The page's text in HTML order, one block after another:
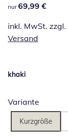
69,99 €
nur 69,99 €
inkl. MwSt. zzgl.
Versand
khaki
Variante
Kurzgröße